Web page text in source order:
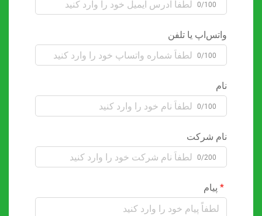
0/100
واتس‌اپ یا تلفن
0/100
نام
0/100
نام شرکت
0/200
پیام